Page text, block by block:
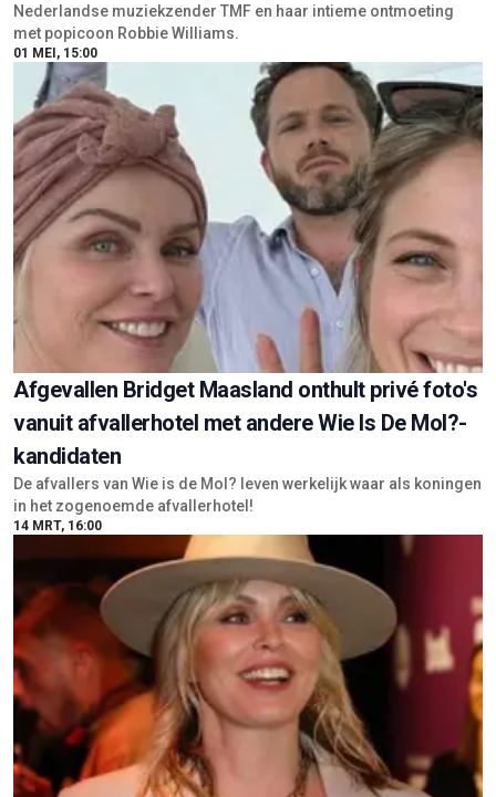
Nederlandse muziekzender TMF en haar intieme ontmoeting
met popicoon Robbie Williams.
01 MEI, 15:00
Afgevallen Bridget Maasland onthult privé foto's
vanuit afvallerhotel met andere Wie Is De Mol?-
kandidaten
De afvallers van Wie is de Mol? leven werkelijk waar als koningen
in het zogenoemde afvallerhotel!
14 MRT, 16:00